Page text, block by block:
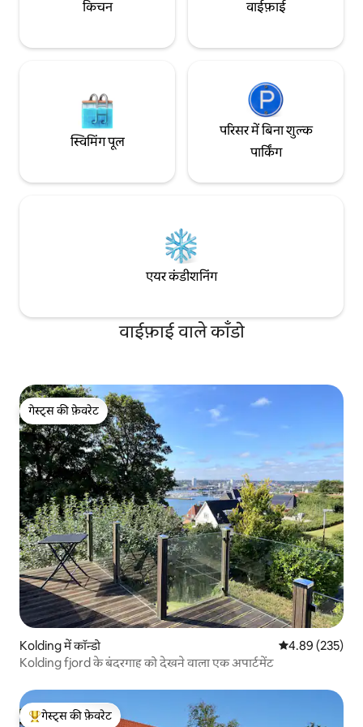
किचन वाईफ़ाई
स्विमिंग पूल
परिसर में बिना शुल्क
पार्किंग
एयर कंडीशनिंग
वाईफ़ाई वाले काँडो
गेस्ट्स की फ़ेवरेट
गेस्ट्स की फ़ेवरेट
Kolding में कॉन्डो औसत रेटिंग 5 में से
4.89 (235)
Kolding fjord के बंदरगाह को देखने वाला एक अपार्टमेंट
गेस्ट्स की फ़ेवरेट